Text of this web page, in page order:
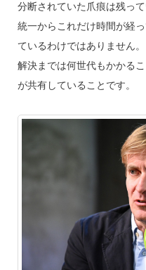
分断されていた爪痕は残って
統一からこれだけ時間が経
ているわけではありません。
解決までは何世代もかかる
が共有していることです。